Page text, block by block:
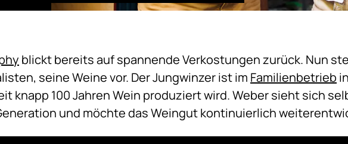
blickt bereits auf spannende Verkostungen zurück. Nun
seine Weine vor. Der Jungwinzer ist im Familienbetrieb
knapp 100 Jahren Wein produziert wird. Weber sieht sich
und möchte das Weingut kontinuierlich